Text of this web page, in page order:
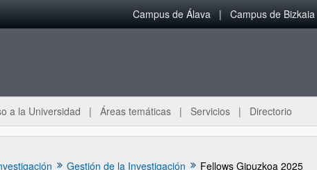
Campus de Álava Campus de Bizkaia
a la Universidad Áreas temáticas Servicios Directorio
Gestión de la Investigación Fellows Gipuzkoa 2025